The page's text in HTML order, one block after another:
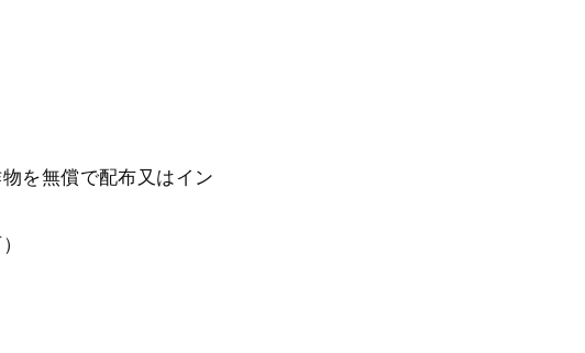
を無償で配布又はイン